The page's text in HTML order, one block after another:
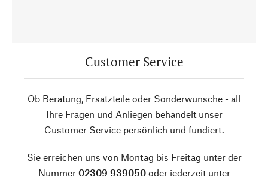
Customer Service
Ob Beratung, Ersatzteile oder Sonderwünsche - all
Ihre Fragen und Anliegen behandelt unser
Customer Service persönlich und fundiert.
Sie erreichen uns von Montag bis Freitag unter der
Nummer 02309 939050oder jederzeit unter